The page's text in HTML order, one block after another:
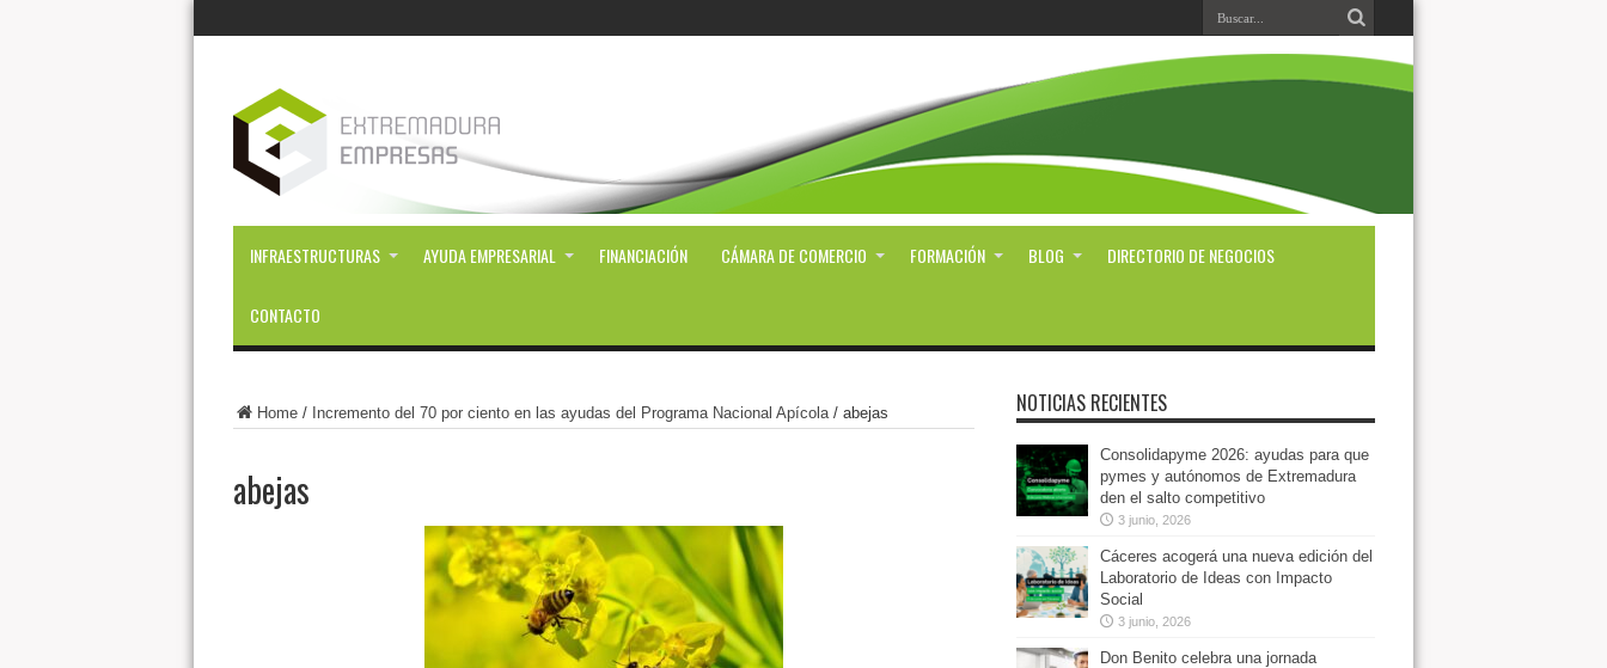
INFRAESTRUCTURAS AYUDA EMPRESARIAL FINANCIACIÓN CÁMARA DE COMERCIO FORMACIÓN BLOG DIRECTORIO DE NEGOCIOS
CONTACTO
Home/ Incremento del 70 por ciento en las ayudas del Programa Nacional Apícola/ abejas
abejas
NOTICIAS RECIENTES
Consolidapyme 2026: ayudas para que
pymes y autónomos de Extremadura
den el salto competitivo
3 junio, 2026
Cáceres acogerá una nueva edición del
Laboratorio de Ideas con Impacto
Social
3 junio, 2026
Don Benito celebra una jornada